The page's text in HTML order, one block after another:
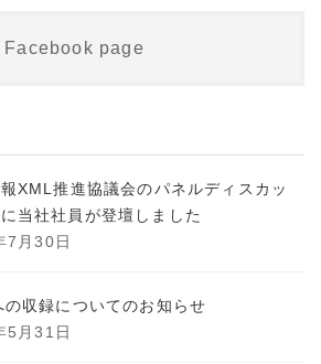
Facebook page
XML推進協議会のパネルディスカッ
当社社員が登壇しました
7月30日
の収録についてのお知らせ
5月31日